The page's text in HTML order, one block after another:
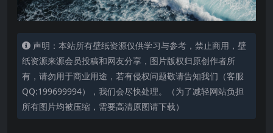
声明：本站所有壁纸资源仅供学习与参考，禁止商用，壁
纸资源来源会员投稿和网友分享，图片版权归原创作者所
有，请勿用于商业用途，若有侵权问题敬请告知我们（客服
QQ:199699994），我们会尽快处理。（为了减轻网站负担
所有图片均被压缩，需要高清原图请下载）